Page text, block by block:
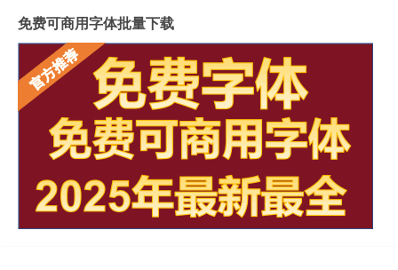
免费可商用字体批量下载